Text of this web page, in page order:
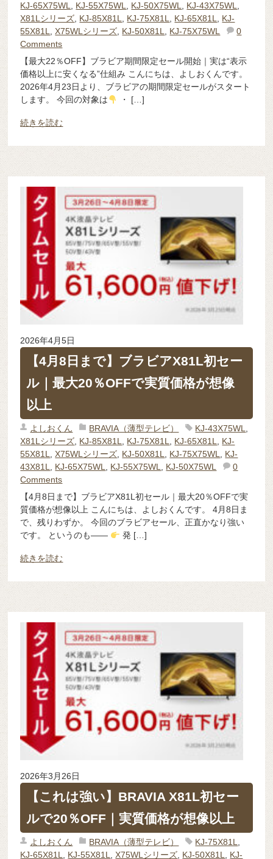
KJ-65X75WL, KJ-55X75WL, KJ-50X75WL, KJ-43X75WL,
X81Lシリーズ, KJ-85X81L, KJ-75X81L, KJ-65X81L, KJ-
55X81L,X75WLシリーズ, KJ-50X81L, KJ-75X75WL
0
Comments
【最大22％OFF】ブラビア期間限定セール開始｜実は“表示
価格以上に安くなる”仕組み こんにちは、よしおくんです。
2026年4月23日より、ブラビアの期間限定セールがスタート
します。 今回の対象は
・ […]
続きを読む
2026年4月5日
【4月8日まで】ブラビアX81L初セー
ル｜最大20％OFFで実質価格が想像
以上
よしおくん BRAVIA（薄型テレビ） KJ-43X75WL,
X81Lシリーズ, KJ-85X81L, KJ-75X81L, KJ-65X81L, KJ-
55X81L,X75WLシリーズ, KJ-50X81L, KJ-75X75WL, KJ-
43X81L, KJ-65X75WL, KJ-55X75WL, KJ-50X75WL
0
Comments
【4月8日まで】ブラビアX81L初セール｜最大20％OFFで実
質価格が想像以上 こんにちは、よしおくんです。 4月8日ま
で、残りわずか。 今回のブラビアセール、正直かなり強い
です。 というのも——
発 […]
続きを読む
2026年3月26日
【これは強い】BRAVIA X81L初セー
ルで20％OFF｜実質価格が想像以上
よしおくん BRAVIA（薄型テレビ） KJ-75X81L,
KJ-65X81L, KJ-55X81L,X75WLシリーズ, KJ-50X81L, KJ-